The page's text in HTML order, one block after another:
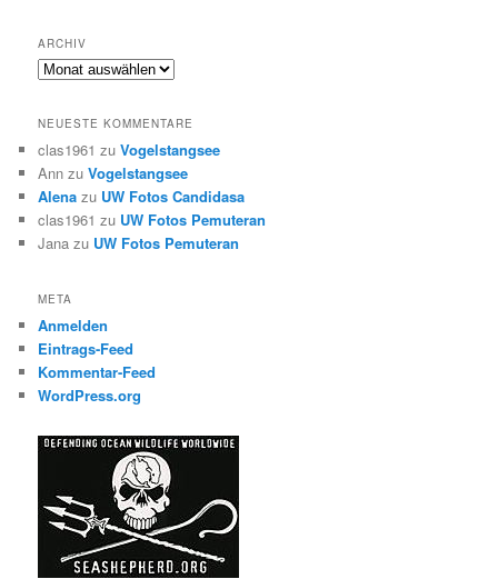
ARCHIV
Archiv
NEUESTE KOMMENTARE
clas1961 zuVogelstangsee
Ann zuVogelstangsee
Alena zu UW Fotos Candidasa
clas1961 zu UW Fotos Pemuteran
Jana zu UW Fotos Pemuteran
META
Anmelden
Eintrags-Feed
Kommentar-Feed
WordPress.org